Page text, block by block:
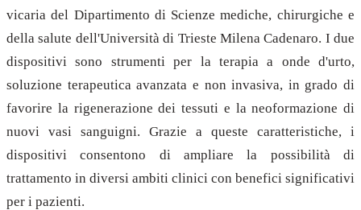
vicaria del Dipartimento di Scienze mediche, chirurgiche e
della salute dell'Università di Trieste Milena Cadenaro. I due
dispositivi sono strumenti per la terapia a onde d'urto,
soluzione terapeutica avanzata e non invasiva, in grado di
favorire la rigenerazione dei tessuti e la neoformazione di
nuovi vasi sanguigni. Grazie a queste caratteristiche, i
dispositivi consentono di ampliare la possibilità di
trattamento in diversi ambiti clinici con benefici significativi
per i pazienti.